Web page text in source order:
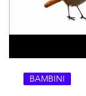
BAMBINI